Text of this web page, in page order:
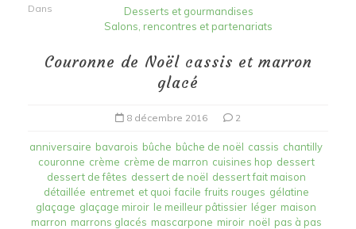
Dans
Desserts et gourmandises
Salons, rencontres et partenariats
Couronne de Noël cassis et marron
glacé
8 décembre 2016 2
anniversaire bavarois bûche bûche de noël cassis chantilly
couronne crème crème de marron cuisines hop dessert
dessert de fêtes dessert de noël dessert fait maison
détaillée entremet et quoi facile fruits rouges gélatine
glaçage glaçage miroir le meilleur pâtissier léger maison
marron marrons glacés mascarpone miroir noël pas à pas